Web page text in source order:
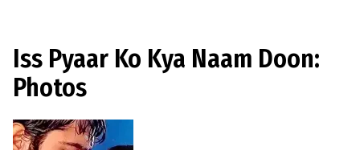
Iss Pyaar Ko Kya Naam Doon:
Photos